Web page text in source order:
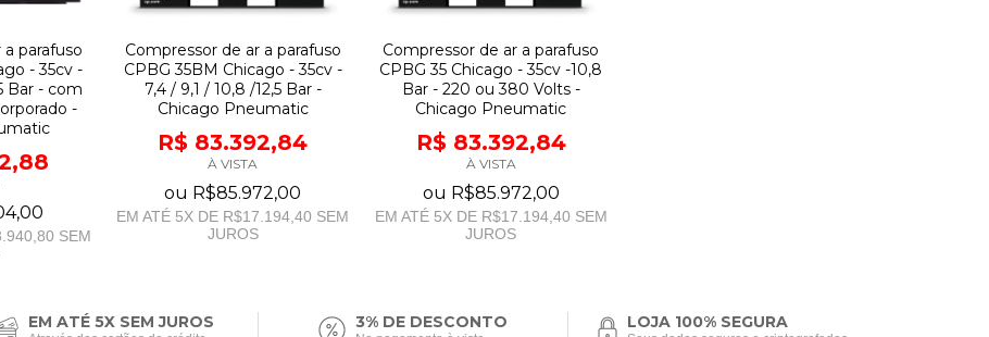
parafuso
- 35cv -
Bar - com
-
SEM
Compressor de ar a parafuso
CPBG 35BM Chicago - 35cv -
7,4 / 9,1 / 10,8 /12,5 Bar -
Chicago Pneumatic
R$ 83.392,84
À VISTA
ou R$85.972,00
EM ATÉ 5X DE R$17.194,40 SEM
JUROS
Compressor de ar a parafuso
CPBG 35 Chicago - 35cv -10,8
Bar - 220 ou 380 Volts -
Chicago Pneumatic
R$ 83.392,84
À VISTA
ou R$85.972,00
EM ATÉ 5X DE R$17.194,40 SEM
JUROS
EM ATÉ 5X SEM JUROS 3% DE DESCONTO LOJA 100% SEGURA